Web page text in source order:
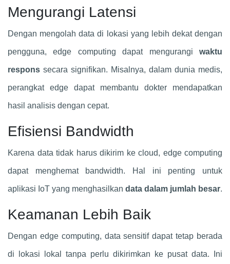
Mengurangi Latensi
Dengan mengolah data di lokasi yang lebih dekat dengan
pengguna, edge computing dapat mengurangi waktu
respons secara signifikan. Misalnya, dalam dunia medis,
perangkat edge dapat membantu dokter mendapatkan
hasil analisis dengan cepat.
Efisiensi Bandwidth
Karena data tidak harus dikirim ke cloud, edge computing
dapat menghemat bandwidth. Hal ini penting untuk
aplikasi IoT yang menghasilkan data dalam jumlah besar.
Keamanan Lebih Baik
Dengan edge computing, data sensitif dapat tetap berada
di lokasi lokal tanpa perlu dikirimkan ke pusat data. Ini